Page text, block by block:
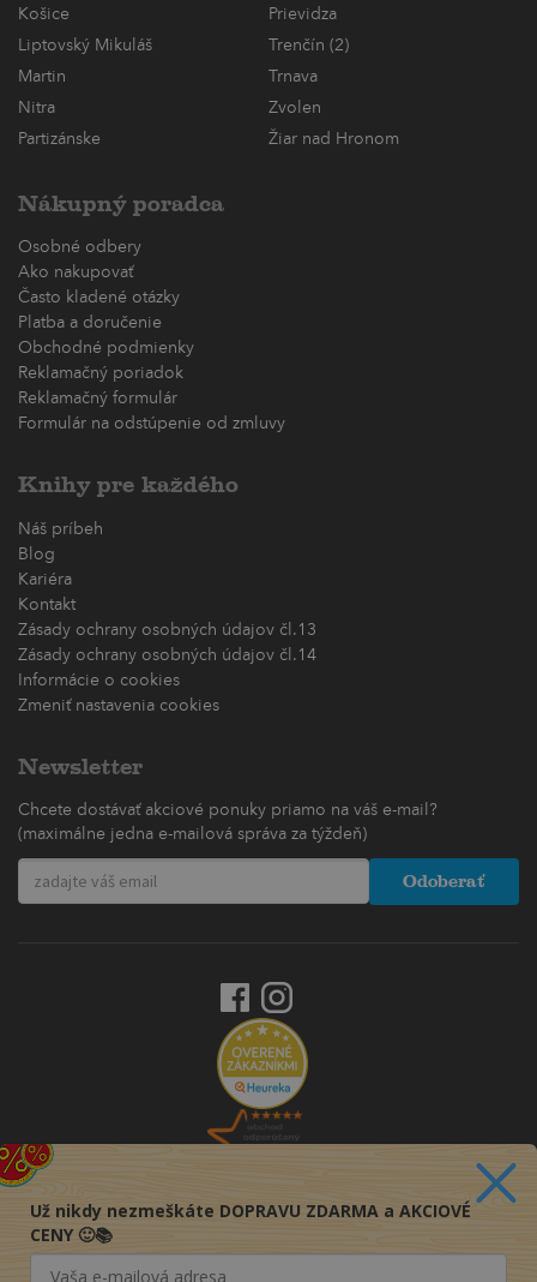
Košice
Prievidza
Liptovský Mikuláš
Trenčín (2)
Martin
Trnava
Nitra
Zvolen
Partizánske
Žiar nad Hronom
Nákupný poradca
Osobné odbery
Ako nakupovať
Často kladené otázky
Platba a doručenie
Obchodné podmienky
Reklamačný poriadok
Reklamačný formulár
Formulár na odstúpenie od zmluvy
Knihy pre každého
Náš príbeh
Blog
Kariéra
Kontakt
Zásady ochrany osobných údajov čl.13
Zásady ochrany osobných údajov čl.14
Informácie o cookies
Zmeniť nastavenia cookies
Newsletter
Chcete dostávať akciové ponuky priamo na váš e-mail?
(maximálne jedna e-mailová správa za týždeň)
Odoberať
Už nikdy nezmeškáte DOPRAVU ZDARMA a AKCIOVÉ
CENY 🙂📚